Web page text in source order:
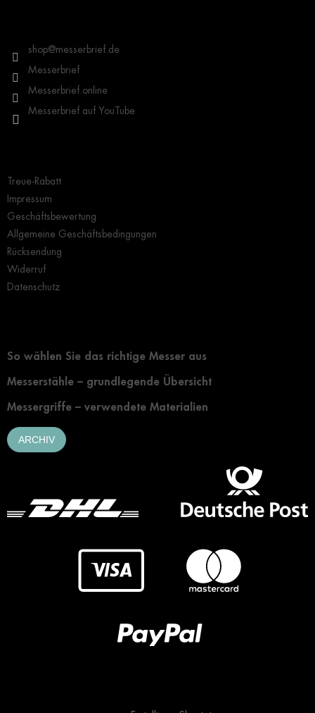
shop@messerbrief.de
Messerbrief
Messerbrief.online
Messerbrief auf YouTube
Treue-Rabatt
Impressum
Geschäftsbewertung
Allgemeine Geschäftsbedingungen
Rücksendung
Widerruf
Datenschutz
So wählen Sie das richtige Messer aus
Messerstähle – grundlegende Übersicht
Messergriffe – verwendete Materialien
ARCHIV